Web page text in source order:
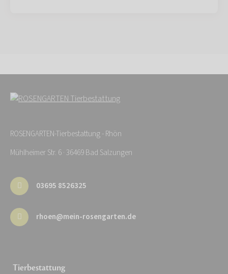
ROSENGARTEN-Tierbestattung - Rhön
Mühlheimer Str. 6 · 36469 Bad Salzungen
03695 8526325
rhoen@mein-rosengarten.de
Tierbestattung